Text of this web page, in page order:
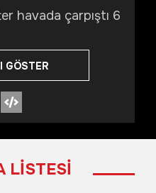
havada çarpıştı 6
GÖSTER
LİSTESİ